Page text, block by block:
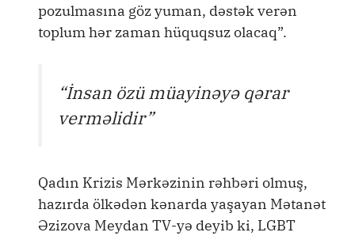
pozulmasına göz yuman, dəstək verən
toplum hər zaman hüquqsuz olacaq”.
“İnsan özü müayinəyə qərar
verməlidir”
Qadın Krizis Mərkəzinin rəhbəri olmuş,
hazırda ölkədən kənarda yaşayan Mətanət
Əzizova Meydan TV-yə deyib ki, LGBT